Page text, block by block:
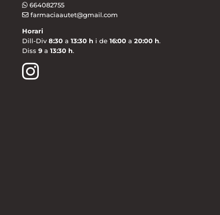
664082755
farmaciaautet@gmail.com
Horari
Dill-Div 8:30a 13:30 h i de 16:00a 20:00 h.
Diss 9 a 13:30 h.